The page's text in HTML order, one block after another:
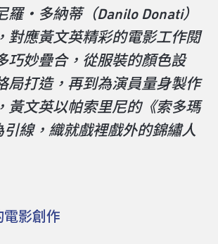
羅・多納蒂（Danilo Donati）
對應黃文英精彩的電影工作閱
巧妙疊合，從服裝的顏色設
局打造，再到為演員量身製作
黃文英以帕索里尼的《索多瑪
線，織就戲裡戲外的錦繡人
電影創作